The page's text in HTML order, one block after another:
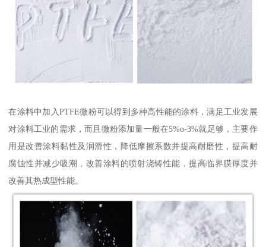
在涂料中加入PTFE微粉可以得到多种高性能的涂料，满足工业发展
对涂料工业的需求，而且微粉添加量一般在5%o-3%就足够，主要作
用是改善涂料黏性及润滑性，降低摩擦系数并提高耐磨性，提高耐
腐蚀性并减少吸潮，改善涂料的喷射浇铸性能，提高临界膜厚度并
改善其热成型性能。